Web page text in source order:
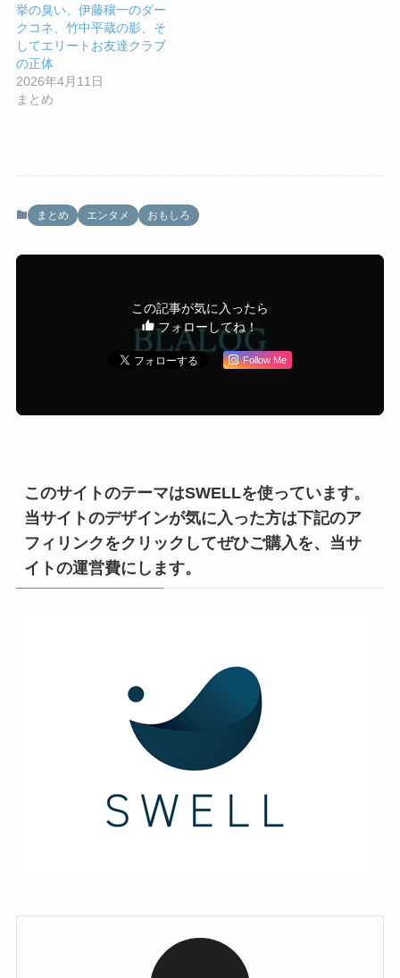
挙の臭い、伊藤穰一のダー
クコネ、竹中平蔵の影、そ
してエリートお友達クラブ
の正体
2026年4月11日
まとめ
まとめ エンタメ おもしろ
この記事が気に入ったら
フォローしてね！
Follow Me
このサイトのテーマはSWELLを使っています。
当サイトのデザインが気に入った方は下記のア
フィリンクをクリックしてぜひご購入を、当サ
イトの運営費にします。